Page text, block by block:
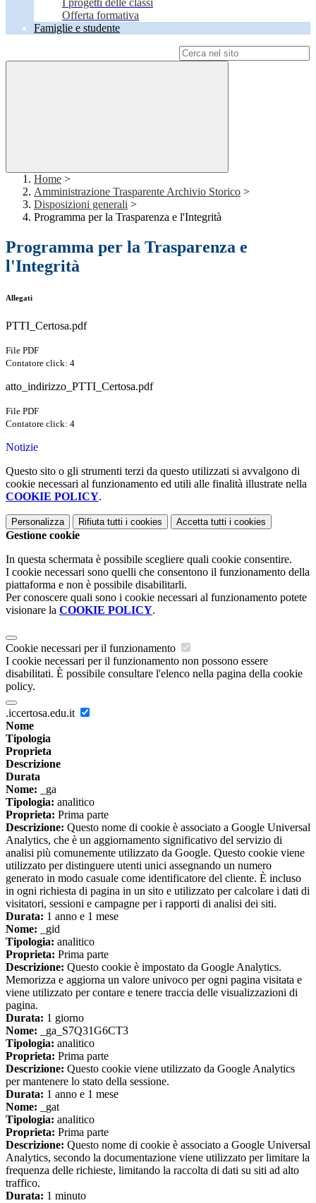
I progetti delle classi
Offerta formativa
Famiglie e studente
Home >
Amministrazione Trasparente Archivio Storico >
Disposizioni generali >
Programma per la Trasparenza e l'Integrità
Programma per la Trasparenza e
l'Integrità
Allegati
PTTI_Certosa.pdf
File PDF
Contatore click: 4
atto_indirizzo_PTTI_Certosa.pdf
File PDF
Contatore click: 4
Notizie
Questo sito o gli strumenti terzi da questo utilizzati si avvalgono di
cookie necessari al funzionamento ed utili alle finalità illustrate nella
COOKIE POLICY.
Personalizza Rifiuta tutti i cookies Accetta tutti i cookies
Gestione cookie
In questa schermata è possibile scegliere quali cookie consentire.
I cookie necessari sono quelli che consentono il funzionamento della
piattaforma e non è possibile disabilitarli.
Per conoscere quali sono i cookie necessari al funzionamento potete
visionare la COOKIE POLICY.
Cookie necessari per il funzionamento
I cookie necessari per il funzionamento non possono essere
disabilitati. È possibile consultare l'elenco nella pagina della cookie
policy.
.iccertosa.edu.it
Nome
Tipologia
Proprieta
Descrizione
Durata
Nome: _ga
Tipologia: analitico
Proprieta: Prima parte
Descrizione: Questo nome di cookie è associato a Google Universal
Analytics, che è un aggiornamento significativo del servizio di
analisi più comunemente utilizzato da Google. Questo cookie viene
utilizzato per distinguere utenti unici assegnando un numero
generato in modo casuale come identificatore del cliente. È incluso
in ogni richiesta di pagina in un sito e utilizzato per calcolare i dati di
visitatori, sessioni e campagne per i rapporti di analisi dei siti.
Durata: 1 anno e 1 mese
Nome: _gid
Tipologia: analitico
Proprieta: Prima parte
Descrizione: Questo cookie è impostato da Google Analytics.
Memorizza e aggiorna un valore univoco per ogni pagina visitata e
viene utilizzato per contare e tenere traccia delle visualizzazioni di
pagina.
Durata: 1 giorno
Nome: _ga_S7Q31G6CT3
Tipologia: analitico
Proprieta: Prima parte
Descrizione: Questo cookie viene utilizzato da Google Analytics
per mantenere lo stato della sessione.
Durata: 1 anno e 1 mese
Nome: _gat
Tipologia: analitico
Proprieta: Prima parte
Descrizione: Questo nome di cookie è associato a Google Universal
Analytics, secondo la documentazione viene utilizzato per limitare la
frequenza delle richieste, limitando la raccolta di dati su siti ad alto
traffico.
Durata: 1 minuto